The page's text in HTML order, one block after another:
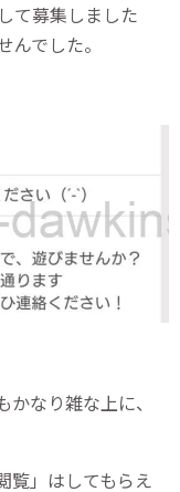
て募集しました
でした。
なり雑な上に、
覧」はしてもらえ